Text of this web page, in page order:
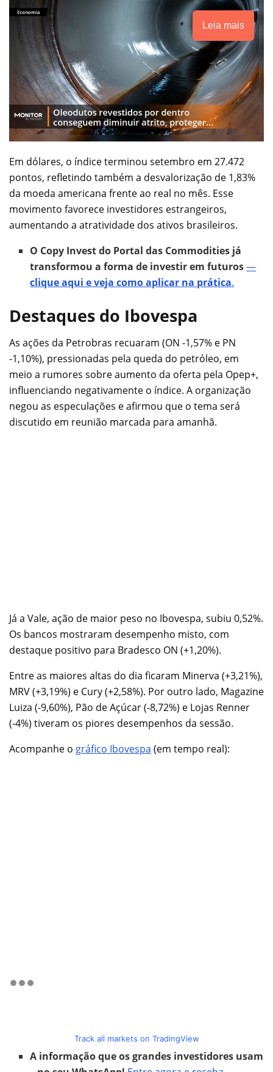
Leia mais
Em dólares, o índice terminou setembro em 27.472
pontos, refletindo também a desvalorização de 1,83%
da moeda americana frente ao real no mês. Esse
movimento favorece investidores estrangeiros,
aumentando a atratividade dos ativos brasileiros.
O Copy Invest do Portal das Commodities já
transformou a forma de investir em futuros—
clique aqui e veja como aplicar na prática.
Destaques do Ibovespa
As ações da Petrobras recuaram (ON -1,57% e PN
-1,10%), pressionadas pela queda do petróleo, em
meio a rumores sobre aumento da oferta pela Opep+,
influenciando negativamente o índice. A organização
negou as especulações e afirmou que o tema será
discutido em reunião marcada para amanhã.
Já a Vale, ação de maior peso no Ibovespa, subiu 0,52%.
Os bancos mostraram desempenho misto, com
destaque positivo para Bradesco ON (+1,20%).
Entre as maiores altas do dia ficaram Minerva (+3,21%),
MRV (+3,19%) e Cury (+2,58%). Por outro lado, Magazine
Luiza (-9,60%), Pão de Açúcar (-8,72%) e Lojas Renner
(-4%) tiveram os piores desempenhos da sessão.
Acompanhe o gráfico Ibovespa (em tempo real):
Track all markets on TradingView
A informação que os grandes investidores usam